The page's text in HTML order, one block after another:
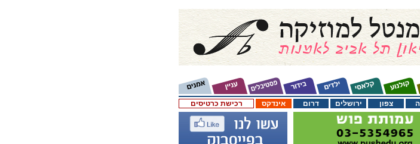
רכישת כרטיסים אינדקס דרום ירושלים צפון